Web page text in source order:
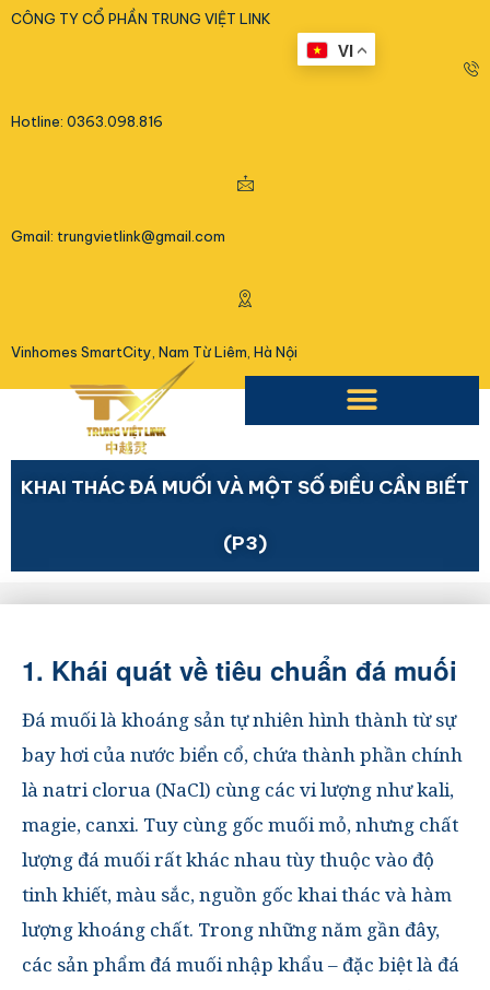
CÔNG TY CỔ PHẦN TRUNG VIỆT LINK
Hotline: 0363.098.816
Gmail: trungvietlink@gmail.com
Vinhomes SmartCity, Nam Từ Liêm, Hà Nội
KHAI THÁC ĐÁ MUỐI VÀ MỘT SỐ ĐIỀU CẦN BIẾT
(P3)
1. Khái quát về tiêu chuẩn đá muối
Đá muối là khoáng sản tự nhiên hình thành từ sự
bay hơi của nước biển cổ, chứa thành phần chính
là natri clorua (NaCl) cùng các vi lượng như kali,
magie, canxi. Tuy cùng gốc muối mỏ, nhưng chất
lượng đá muối rất khác nhau tùy thuộc vào độ
tinh khiết, màu sắc, nguồn gốc khai thác và hàm
lượng khoáng chất. Trong những năm gần đây,
các sản phẩm đá muối nhập khẩu – đặc biệt là đá
VI